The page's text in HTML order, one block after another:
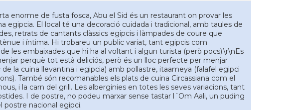
enorme de fusta fosca, Abu el Sid és un restaurant on provar les
egipcia. El local té una decoració cuidada i tradicional, amb taules de
retrats de cantants clàssics egipcis i làmpades de coure que
i íntima. Hi trobareu un public variat, tant egipcis com
les embaixades que hi ha al voltant i algun turista (però pocs).\r\nEs
perquè tot està deliciós, però és un lloc perfecte per menjar
la cuina llevantina i egipcia) amb pollastre, itaameya (falafel egipci
També són recomanables els plats de cuina Circassiana com el
i la carn del grill. Les alberginies en totes les seves variacions, tant
I de postre, no podeu marxar sense tastar l´Om Aali, un puding
postre nacional egipci.